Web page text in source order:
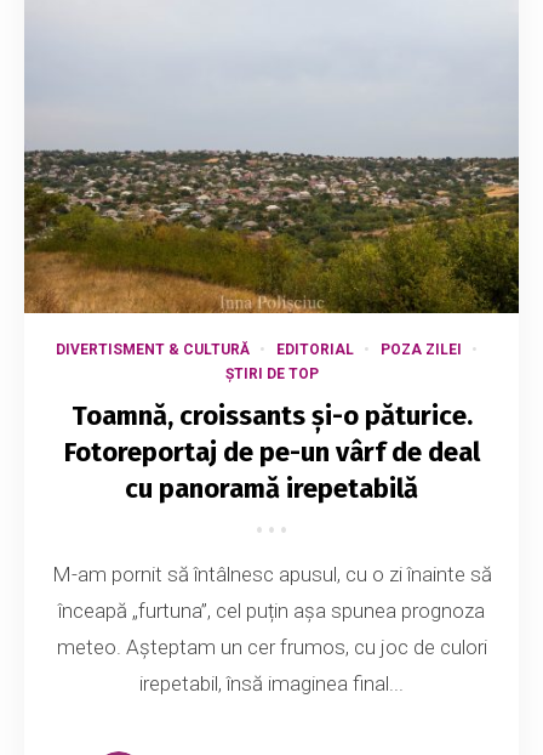
DIVERTISMENT & CULTURĂ EDITORIAL
POZA ZILEI
ȘTIRI DE TOP
Toamnă, croissants și-o păturice.
Fotoreportaj de pe-un vârf de deal
cu panoramă irepetabilă
M-am pornit să întâlnesc apusul, cu o zi înainte să
înceapă „furtuna”, cel puțin așa spunea prognoza
meteo. Așteptam un cer frumos, cu joc de culori
irepetabil, însă imaginea final...